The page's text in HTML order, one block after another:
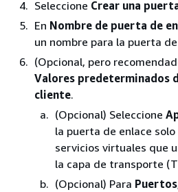
Seleccione Crear una
En Nombre de puerta de
un nombre para la puerta
(Opcional, pero
Valores predeterminados
cliente.
(Opcional) Seleccione
la puerta de enlace
servicios virtuales que
la capa de transporte
(Opcional) Para Puertos